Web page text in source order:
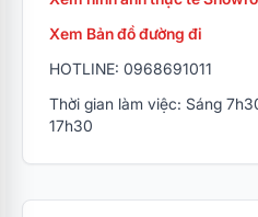
Xem Bản đồ đường đi
HOTLINE: 0968691011
Thời gian làm việc: Sáng
17h30